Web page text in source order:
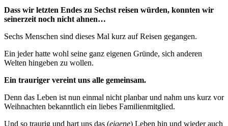
Dass wir letzten Endes zu Sechst reisen würden, konnten wir
seinerzeit noch nicht ahnen…
Sechs Menschen sind dieses Mal kurz auf Reisen gegangen.
Ein jeder hatte wohl seine ganz eigenen Gründe, sich anderen
Welten hingeben zu wollen.
Ein trauriger vereint uns alle gemeinsam.
Denn das Leben ist nun einmal nicht planbar und nahm uns kurz vor
Weihnachten bekanntlich ein liebes Familienmitglied.
Und so traurig und hart uns das (eigene) Leben hin und wieder auch